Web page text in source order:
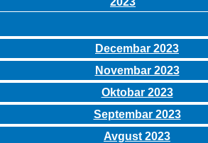
Decembar 2023
Novembar 2023
Oktobar 2023
Septembar 2023
Avgust 2023